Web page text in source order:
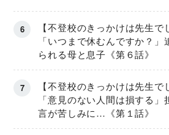
【不登校のきっかけは先生で
「いつまで休むんですか？」
られる母と息子《第６話》
【不登校のきっかけは先生で
「意見のない人間は損する」
言が苦しみに…《第１話》